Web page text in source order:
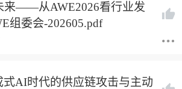
来——从AWE2026看行业发
组委会-202605.pdf
式AI时代的供应链攻击与主动